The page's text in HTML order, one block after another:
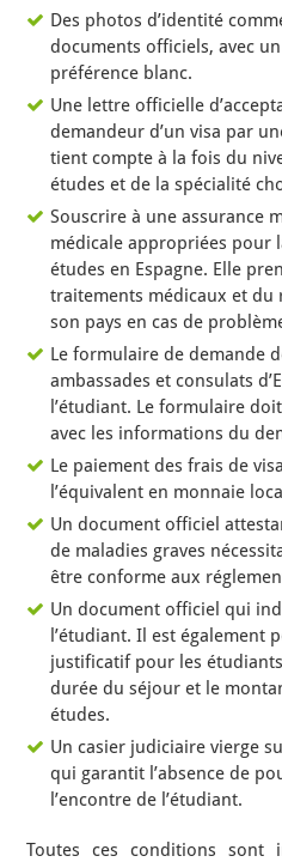
Des photos d’identité
documents officiels, avec
préférence blanc.
Une lettre officielle
demandeur d’un visa par
tient compte à la fois du
études et de la spécialité
Souscrire à une assurance
médicale appropriées pour
études en Espagne. Elle
traitements médicaux et du
son pays en cas de
Le formulaire de demande
ambassades et consulats
l’étudiant. Le formulaire
avec les informations du
Le paiement des frais de
l’équivalent en monnaie
Un document officiel
de maladies graves
être conforme aux
Un document officiel qui
l’étudiant. Il est également
justificatif pour les
durée du séjour et le
études.
Un casier judiciaire vierge
qui garantit l’absence de
l’encontre de l’étudiant.
Toutes ces conditions sont